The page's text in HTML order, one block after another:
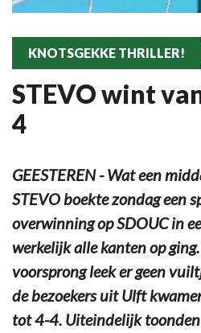
KNOTSGEKKE THRILLER!
STEVO wint
4
GEESTEREN - Wat een
STEVO boekte zondag een
overwinning op SDOUC in
werkelijk alle kanten op
voorsprong leek er geen
de bezoekers uit Ulft
tot 4-4. Uiteindelijk